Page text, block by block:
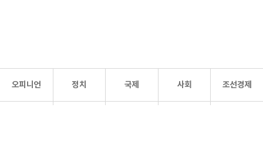
오피니언 정치 국제 사회 조선경제